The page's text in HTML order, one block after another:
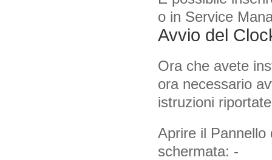
o in Service
Avvio del
Ora che avete
ora necessario
istruzioni
Aprire il
schermata: -